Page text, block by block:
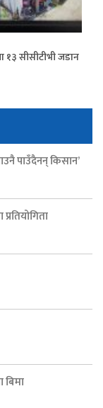
१३ सीसीटीभी जडान
पाउँदैनन् किसान’